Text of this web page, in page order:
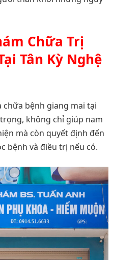
Chữa Trị
Tân Kỳ Nghệ
chữa bệnh giang mai tại
không chỉ giúp nam
mà còn quyết định đến
bệnh và điều trị nếu có.